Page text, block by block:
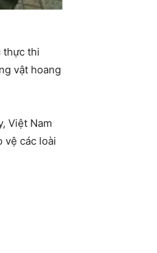
thực thi
vật hoang
Việt Nam
vệ các loài